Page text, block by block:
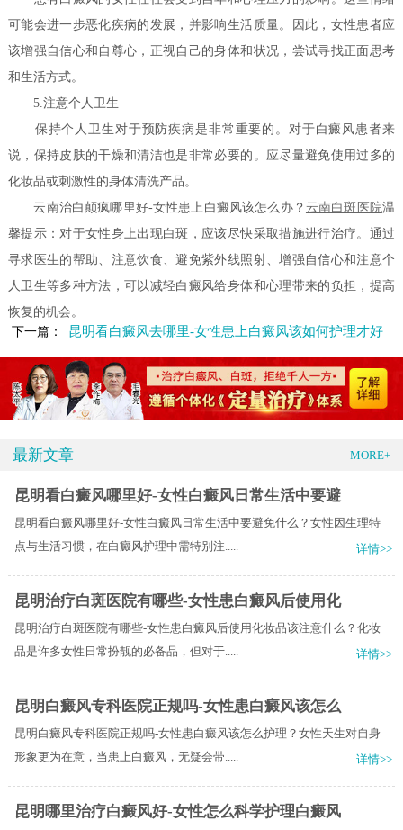
可能会进一步恶化疾病的发展，并影响生活质量。因此，女性患者应
该增强自信心和自尊心，正视自己的身体和状况，尝试寻找正面思考
和生活方式。
5.注意个人卫生
保持个人卫生对于预防疾病是非常重要的。对于白癜风患者来
说，保持皮肤的干燥和清洁也是非常必要的。应尽量避免使用过多的
化妆品或刺激性的身体清洗产品。
云南治白颠疯哪里好-女性患上白癜风该怎么办？ 云南白斑医院温
馨提示：对于女性身上出现白斑，应该尽快采取措施进行治疗。通过
寻求医生的帮助、注意饮食、避免紫外线照射、增强自信心和注意个
人卫生等多种方法，可以减轻白癜风给身体和心理带来的负担，提高
恢复的机会。
下一篇：
昆明看白癜风去哪里-女性患上白癜风该如何护理才好
最新文章 MORE+
昆明看白癜风哪里好-女性白癜风日常生活中要避
昆明看白癜风哪里好-女性白癜风日常生活中要避免什么？女性因生理特
点与生活习惯，在白癜风护理中需特别注.....
详情>>
昆明治疗白斑医院有哪些-女性患白癜风后使用化
昆明治疗白斑医院有哪些-女性患白癜风后使用化妆品该注意什么？化妆
品是许多女性日常扮靓的必备品，但对于.....
详情>>
昆明白癜风专科医院正规吗-女性患白癜风该怎么
昆明白癜风专科医院正规吗-女性患白癜风该怎么护理？女性天生对自身
形象更为在意，当患上白癜风，无疑会带.....
详情>>
昆明哪里治疗白癜风好-女性怎么科学护理白癜风